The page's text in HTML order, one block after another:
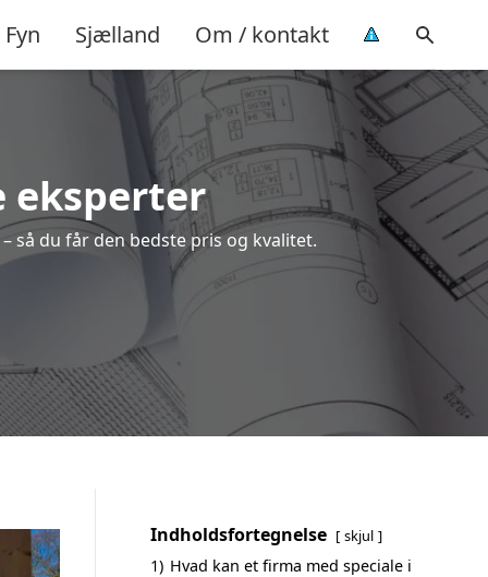
Fyn Sjælland Om / kontakt
eksperter
så du får den bedste pris og kvalitet.
Indholdsfortegnelse skjul
1) Hvad kan et firma med speciale i